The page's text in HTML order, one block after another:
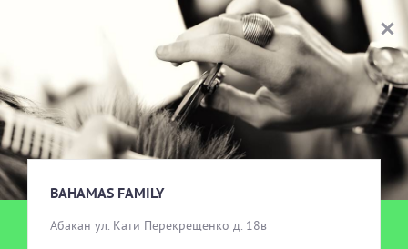
BAHAMAS FAMILY
Абакан ул. Кати Перекрещенко д. 18в
BAHAMAS FAMILY
ВЫБОР УСЛУГИ